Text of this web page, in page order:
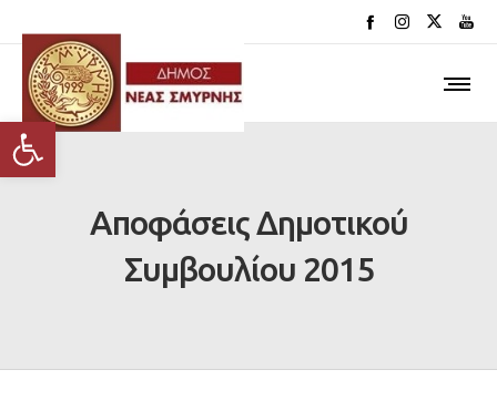
Ανοίξτε τη γραμμή εργαλείων
Αποφάσεις Δημοτικού
Συμβουλίου 2015